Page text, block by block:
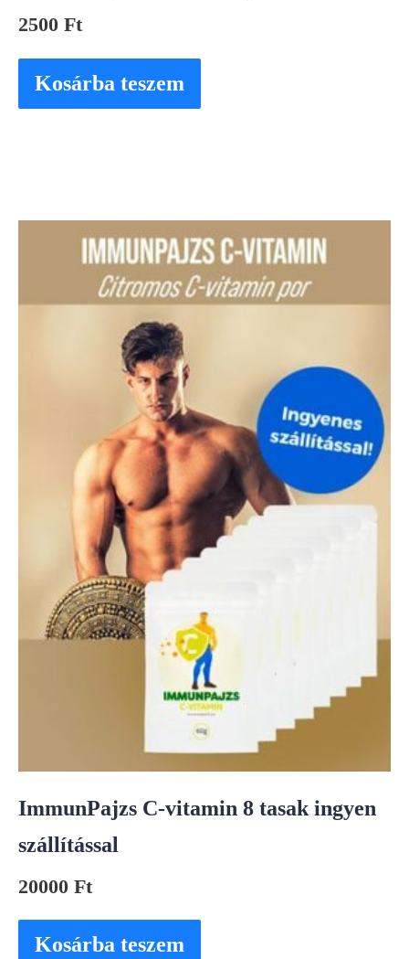
2500 Ft
Kosárba teszem
ImmunPajzs C-vitamin 8 tasak ingyen
szállítással
20000 Ft
Kosárba teszem